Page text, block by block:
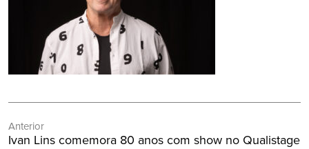
de
Anterior
Post
Ivan Lins comemora 80 anos com show no Qualistage